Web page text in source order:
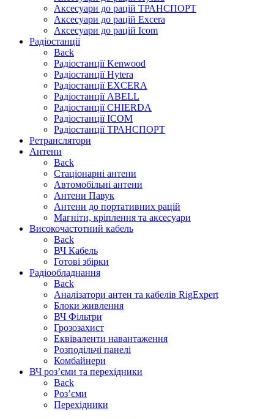
Аксесуари до рацій ТРАНСПОРТ
Аксесуари до рацій Excera
Аксесуари до рацій Icom
Радіостанції
Back
Радіостанції Kenwood
Радіостанції Hytera
Радіостанції EXCERA
Радіостанції ABELL
Радіостанції CHIERDA
Радіостанції ICOM
Радіостанції ТРАНСПОРТ
Ретранслятори
Антени
Back
Стаціонарні антени
Автомобільні антени
Антени Павук
Антени до портативних рацій
Магніти, кріплення та аксесуари
Високочастотний кабель
Back
ВЧ Кабель
Готові збірки
Радіообладнання
Back
Аналізатори антен та кабелів RigExpert
Блоки живлення
ВЧ Фільтри
Грозозахист
Еквіваленти навантаження
Розподільчі панелі
Комбайнери
ВЧ роз’єми та перехідники
Back
Роз’єми
Перехідники